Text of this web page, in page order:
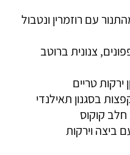
עם רוזמרין ונטבול
צנונית ברוטב
ירקות טריים
בסגנון תאילנדי
קוקוס
ביצה וירקות